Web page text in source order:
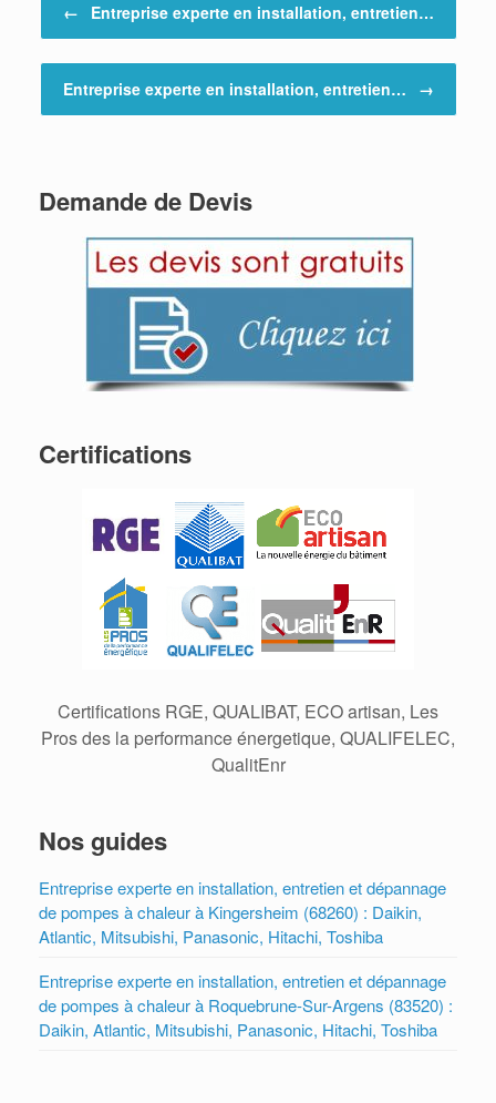
← Entreprise experte en installation, entretien…
Entreprise experte en installation, entretien… →
Demande de Devis
Certifications
Certifications RGE, QUALIBAT, ECO artisan, Les
Pros des la performance énergetique, QUALIFELEC,
QualitEnr
Nos guides
Entreprise experte en installation, entretien et dépannage
de pompes à chaleur à Kingersheim (68260) : Daikin,
Atlantic, Mitsubishi, Panasonic, Hitachi, Toshiba
Entreprise experte en installation, entretien et dépannage
de pompes à chaleur à Roquebrune-Sur-Argens (83520) :
Daikin, Atlantic, Mitsubishi, Panasonic, Hitachi, Toshiba